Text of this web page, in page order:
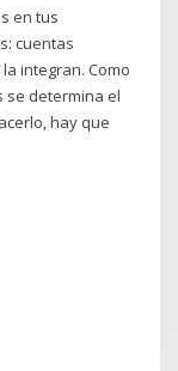
en tus
cuentas
integran. Como
se determina el
hay que